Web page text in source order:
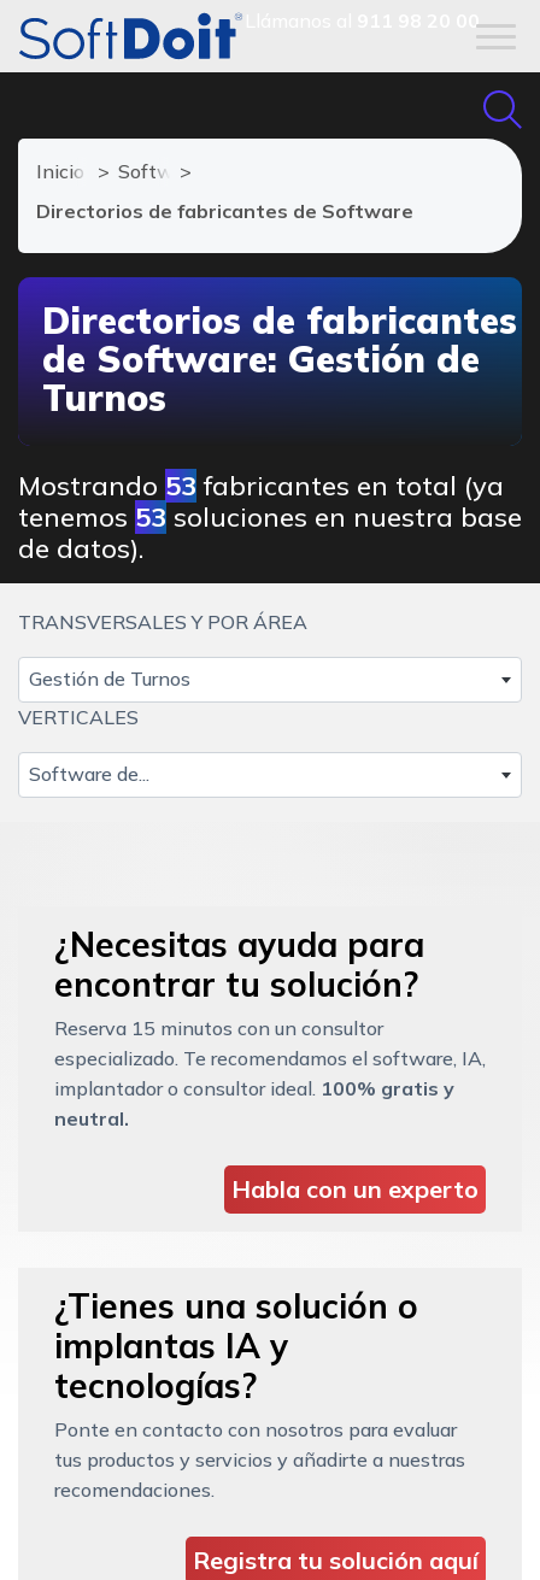
911 98 20 00
Inicio
Software Gestión de Turnos
Directorios de fabricantes de Software
Directorios de fabricantes
de Software: Gestión de
Turnos
Mostrando 53 fabricantes en total (ya
tenemos 53 soluciones en nuestra base
de datos).
TRANSVERSALES Y POR ÁREA
Gestión de Turnos
VERTICALES
Software de...
¿Necesitas ayuda para
encontrar tu solución?
Reserva 15 minutos con un consultor
especializado. Te recomendamos el software, IA,
implantador o consultor ideal. 100% gratis y
neutral.
Habla con un experto
¿Tienes una solución o
implantas IA y
tecnologías?
Ponte en contacto con nosotros para evaluar
tus productos y servicios y añadirte a nuestras
recomendaciones.
Registra tu solución aquí